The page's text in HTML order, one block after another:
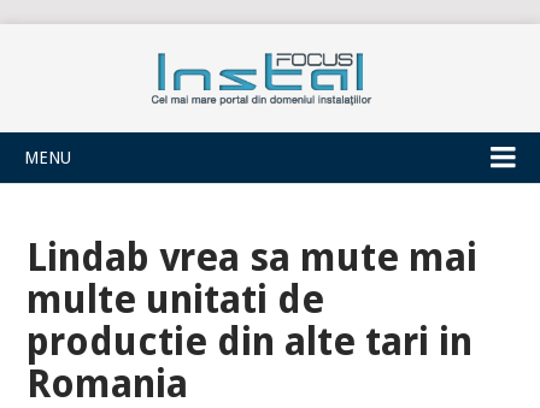
INSTALFOCUS
MENU
Lindab vrea sa mute mai
multe unitati de
productie din alte tari in
Romania